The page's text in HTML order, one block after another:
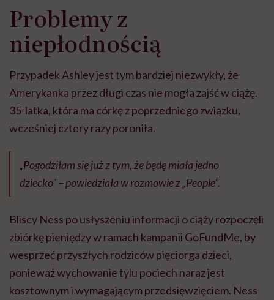
Problemy z
niepłodnością
Przypadek Ashley jest tym bardziej niezwykły, że
Amerykanka przez długi czas nie mogła zajść w ciążę.
35-latka, która ma córkę z poprzedniego związku,
wcześniej cztery razy poroniła.
„Pogodziłam się już z tym, że będę miała jedno
dziecko” – powiedziała w rozmowie z„People”.
Bliscy Ness po usłyszeniu informacji o ciąży rozpoczęli
zbiórkę pieniędzy w ramach kampanii GoFundMe, by
wesprzeć przyszłych rodziców pięciorga dzieci,
ponieważ wychowanie tylu pociech naraz jest
kosztownym i wymagającym przedsięwzięciem. Ness